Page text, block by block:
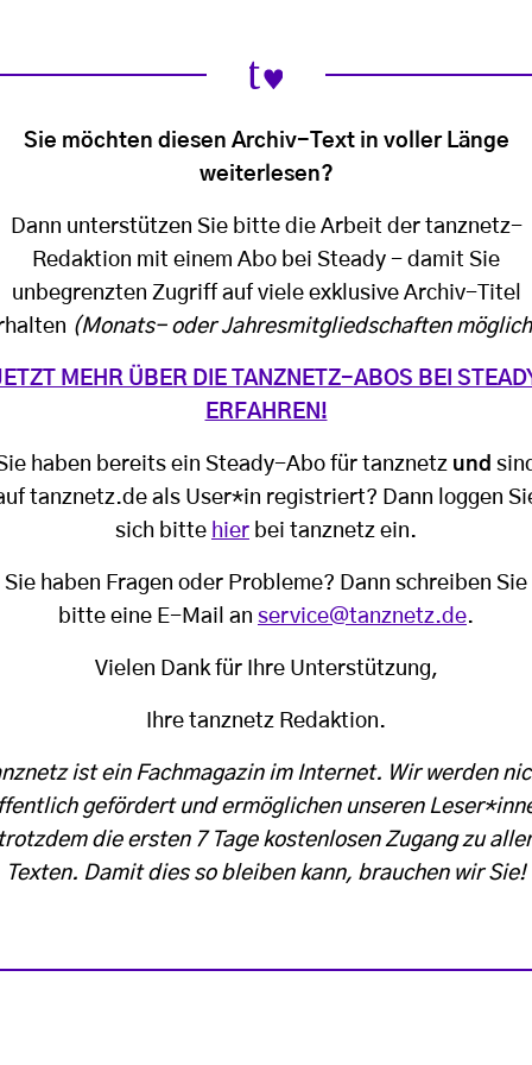
Sie möchten diesen Archiv-Text in voller Länge
weiterlesen?
Dann unterstützen Sie bitte die Arbeit der tanznetz-
Redaktion mit einem Abo bei Steady - damit Sie
unbegrenzten Zugriff auf viele exklusive Archiv-Titel
(Monats- oder Jahresmitgliedschaften
MEHR ÜBER DIE TANZNETZ-ABOS BEI
ERFAHREN!
haben bereits ein Steady-Abo für tanznetz und
tanznetz.de als User*in registriert? Dann loggen
sich bitte hier bei tanznetz ein.
Sie haben Fragen oder Probleme? Dann schreiben Sie
bitte eine E-Mail an service@tanznetz.de.
Vielen Dank für Ihre Unterstützung,
Ihre tanznetz Redaktion.
ist ein Fachmagazin im Internet. Wir werden
gefördert und ermöglichen unseren
die ersten 7 Tage kostenlosen Zugang zu
Texten. Damit dies so bleiben kann, brauchen wir Sie!